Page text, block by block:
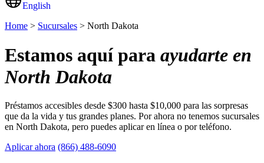
English
Home > Sucursales > North Dakota
Estamos aquí para ayudarte en
North Dakota
Préstamos accesibles desde $300 hasta $10,000 para las sorpresas
que da la vida y tus grandes planes. Por ahora no tenemos sucursales
en North Dakota, pero puedes aplicar en línea o por teléfono.
Aplicar ahora (866) 488-6090